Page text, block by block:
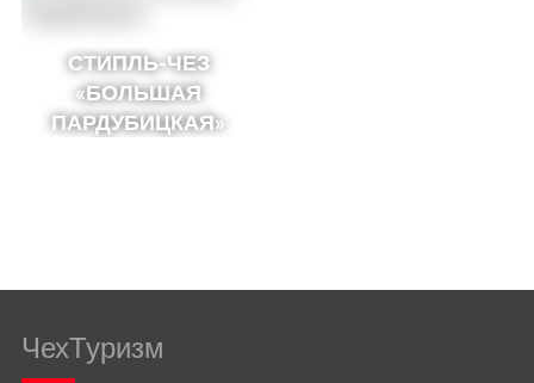
СТИПЛЬ-ЧЕЗ
«БОЛЬШАЯ
ПАРДУБИЦКАЯ»
ЧехТуризм